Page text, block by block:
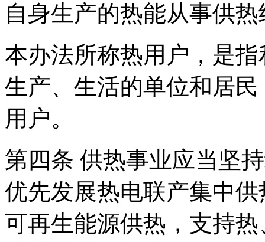
自身生产的热能从事供
本办法所称热用户，是
生产、生活的单位和居
用户。
第四条 供热事业应当坚
优先发展热电联产集中
可再生能源供热，支持